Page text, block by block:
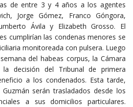
de entre 3 y 4 años a los agentes
Jorge Gómez, Franco Góngora,
Ávila y Elizabeth Grosso. El
cumplirían las condenas menores se
monitoreada con pulsera. Luego
del habeas corpus, la Cámara
la decisión del Tribunal de primera
a los condenados. Esta tarde,
Guzmán serán trasladados desde los
a sus domicilios particulares.